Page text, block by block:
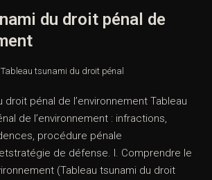
du droit pénal de
Tableau tsunami du droit pénal
droit pénal de l’environnement Tableau
de l’environnement : infractions,
procédure pénale
de défense. I. Comprendre le
(Tableau tsunami du droit